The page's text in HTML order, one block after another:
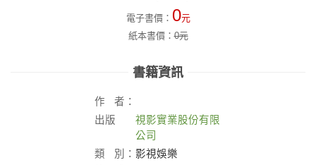
電子書價： 0元
紙本書價：0元
書籍資訊
作
者：
出版
視影實業股份有限
公司
類
別： 影視娛樂